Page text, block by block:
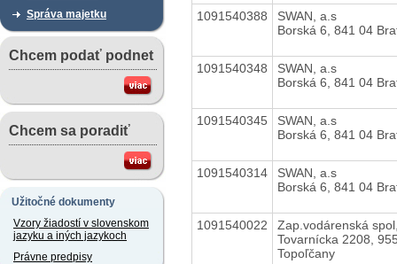
Správa majetku
Chcem podať podnet
Chcem sa poradiť
Užitočné dokumenty
Vzory žiadostí v slovenskom
jazyku a iných jazykoch
Právne predpisy
1091540388
SWAN, a.s
Borská 6, 841 04
1091540348
SWAN, a.s
Borská 6, 841 04
1091540345
SWAN, a.s
Borská 6, 841 04
1091540314
SWAN, a.s
Borská 6, 841 04
1091540022
Zap.vodárenská
Tovarnícka 2208,
Topoľčany